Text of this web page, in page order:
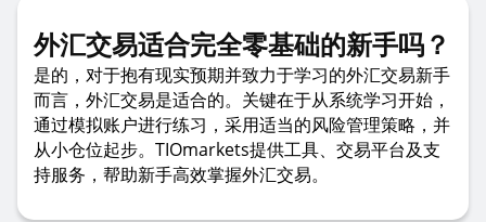
外汇交易适合完全零基础的新手吗？
是的，对于抱有现实预期并致力于学习的外汇交易新手
而言，外汇交易是适合的。关键在于从系统学习开始，
通过模拟账户进行练习，采用适当的风险管理策略，并
从小仓位起步。TIOmarkets提供工具、交易平台及支
持服务，帮助新手高效掌握外汇交易。